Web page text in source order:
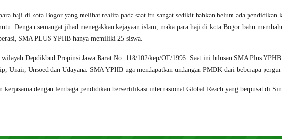
haji di kota Bogor yang melihat realita pada saat itu sangat sedikit bahkan belum ada pendidikan
Dengan semangat jihad menegakkan kejayaan islam, maka para haji di kota Bogor bahu
SMA PLUS YPHB hanya memiliki 25 siswa.
wilayah Depdikbud Propinsi Jawa Barat No. 118/102/kep/OT/1996. Saat ini lulusan SMA Plus
Unsoed dan Udayana. SMA YPHB uga mendapatkan undangan PMDK dari beberapa
kerjasama dengan lembaga pendidikan bersertifikasi internasional Global Reach yang berpusat di